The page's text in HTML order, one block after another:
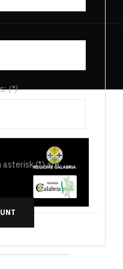
(*)
asterisk (*) are